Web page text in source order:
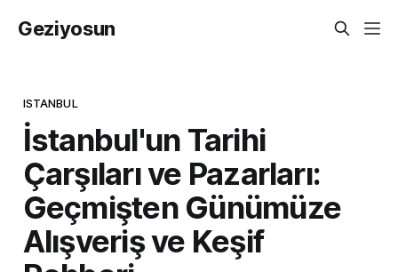
Geziyosun
ISTANBUL
İstanbul'un Tarihi
Çarşıları ve Pazarları:
Geçmişten Günümüze
Alışveriş ve Keşif